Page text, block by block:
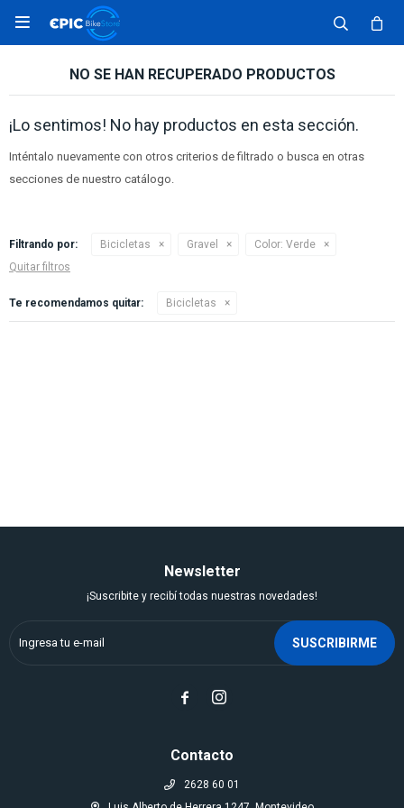

NO SE HAN RECUPERADO PRODUCTOS
¡Lo sentimos! No hay productos en esta sección.
Inténtalo nuevamente con otros criterios de filtrado o busca en otras
secciones de nuestro catálogo.
Filtrando por: Bicicletas Gravel Color: Verde
Quitar filtros
Te recomendamos quitar: Bicicletas
Contacto
2628 60 01
Newsletter
¡Suscribite y recibí todas nuestras novedades!
SUSCRIBIRME
 